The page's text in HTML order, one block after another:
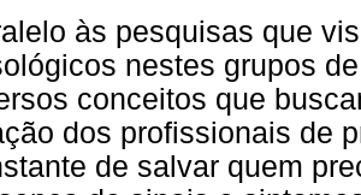
às pesquisas que
nestes grupos
conceitos que
dos profissionais de
de salvar quem